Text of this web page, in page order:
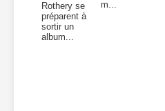
Rothery se
préparent à
sortir un
album...
m...